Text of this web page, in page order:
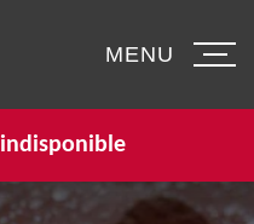
indisponible
MENU